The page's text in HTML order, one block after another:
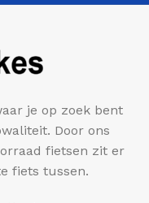
je op zoek bent
Door ons
fietsen zit er
fiets tussen.